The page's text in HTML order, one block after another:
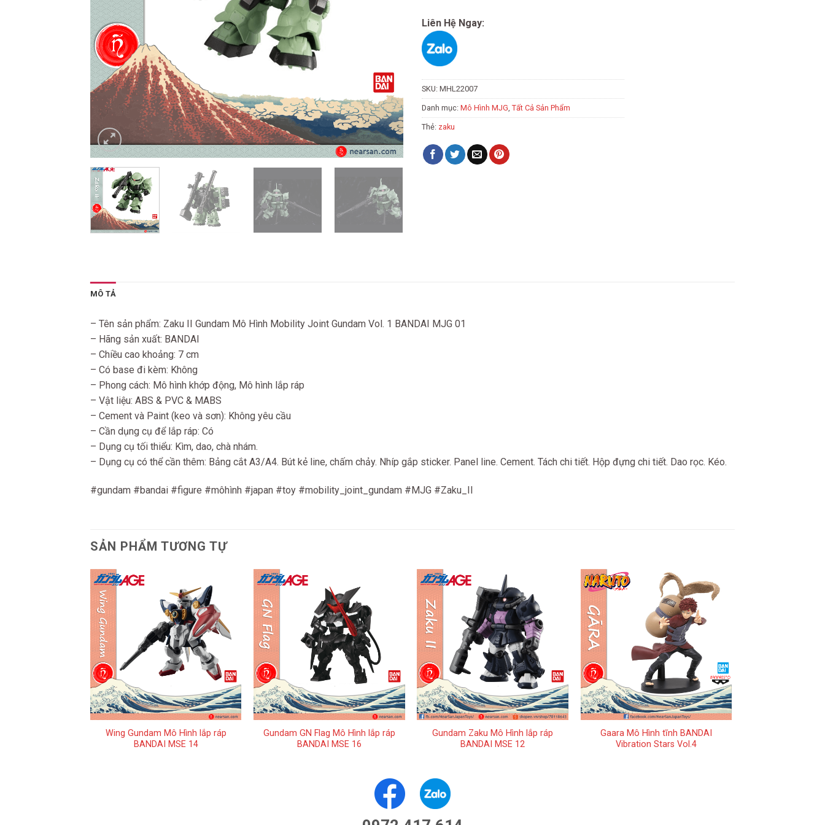
Liên Hệ Ngay:
SKU: MHL22007
Danh mục: Mô Hình MJG Tất Cả Sản Phẩm
Thẻ: zaku
MÔ TẢ
– Tên sản phẩm: Zaku II Gundam Mô Hình Mobility Joint Gundam Vol. 1 BANDAI MJG 01
– Hãng sản xuất: BANDAI
– Chiều cao khoảng: 7 cm
– Có base đi kèm: Không
– Phong cách: Mô hình khớp động, Mô hình lắp ráp
– Vật liệu: ABS & PVC & MABS
– Cement và Paint (keo và sơn): Không yêu cầu
– Cần dụng cụ để lắp ráp: Có
– Dụng cụ tối thiểu: Kìm, dao, chà nhám.
– Dụng cụ có thể cần thêm: Bảng cắt A3/A4. Bút kẻ line, chấm chảy. Nhíp gắp sticker. Panel line. Cement. Tách chi tiết. Hộp đựng chi tiết. Dao rọc. Kéo.
#gundam #bandai #figure #môhình #japan #toy #mobility_joint_gundam #MJG #Zaku_II
SẢN PHẨM TƯƠNG TỰ
+
Wing Gundam Mô Hình lắp ráp
BANDAI MSE 14
+
Gundam GN Flag Mô Hình lắp ráp
BANDAI MSE 16
+
Gundam Zaku Mô Hình lắp ráp
BANDAI MSE 12
+
Gaara Mô Hình tĩnh BANDAI
Vibration Stars Vol.4